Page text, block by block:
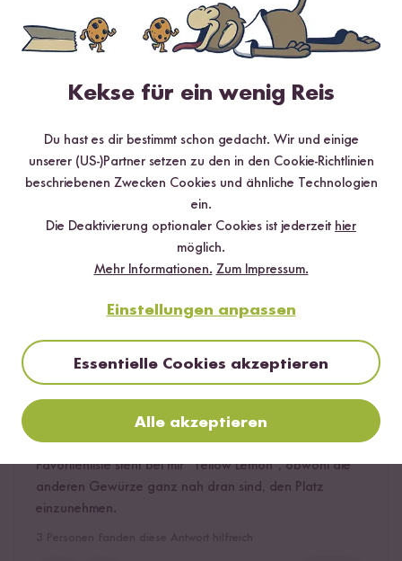
3 Sterne 2.6 %
1 Stern 0 %
Bewerte dieses Produkt
xalicias_journeyx 20.01.2020
Ich -als anerkannte Gewürzliebhaberin- bin absolut
begeistert von den Gewürzen! Ganz weit oben auf der
Favoritenliste steht bei mir "Yellow Lemon", obwohl die
anderen Gewürze ganz nah dran sind, den Platz
einzunehmen.
Kekse für ein wenig Reis
Du hast es dir bestimmt schon gedacht. Wir und einige
unserer (US-)Partner setzen zu den in den Cookie-Richtlinien
beschriebenen Zwecken Cookies und ähnliche Technologien
ein.
Die Deaktivierung optionaler Cookies ist jederzeit hier
möglich.
Mehr Informationen. Zum Impressum.
Einstellungen anpassen
Essentielle Cookies akzeptieren
Alle akzeptieren